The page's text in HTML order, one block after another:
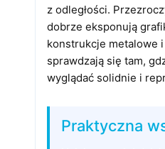
z odległości.
dobrze eksponują
konstrukcje metalowe
sprawdzają się tam,
wyglądać solidnie i
Praktyczna